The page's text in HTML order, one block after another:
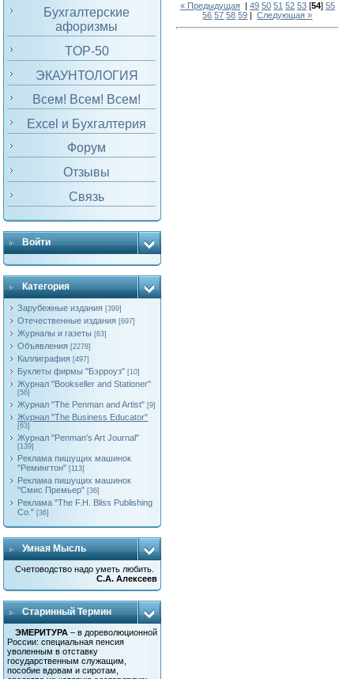
Бухгалтерские
афоризмы
TOP-50
ЭКАУНТОЛОГИЯ
Всем! Всем! Всем!
Excel и Бухгалтерия
Форум
Отзывы
Связь
Войти
Категория
Зарубежные издания [399]
Отечественные издания [697]
Журналы и газеты [63]
Объявления [2278]
Каллиграфия [497]
Буклеты фирмы "Бэрроуз" [10]
Журнал "Bookseller and Stationer"
[56]
Журнал "The Penman and Artist" [9]
Журнал "The Business Educator"
[63]
Журнал "Penman's Art Journal"
[139]
Реклама пишущих машинок
"Ремингтон" [113]
Реклама пишущих машинок
"Смис Премьер" [36]
Реклама "The F.H. Bliss Publishing
Co." [36]
Умная Мысль
Счетоводство надо уметь любить.
С.А. Алексеев
Старинный Термин
ЭМЕРИТУРА – в дореволюционной
России: специальная пенсия
уволенным в отставку
государственным служащим,
пособие вдовам и сиротам,
« Предыдущая| 49 50 51 52 53[54] 55
56 57 58 59 |Следующая »